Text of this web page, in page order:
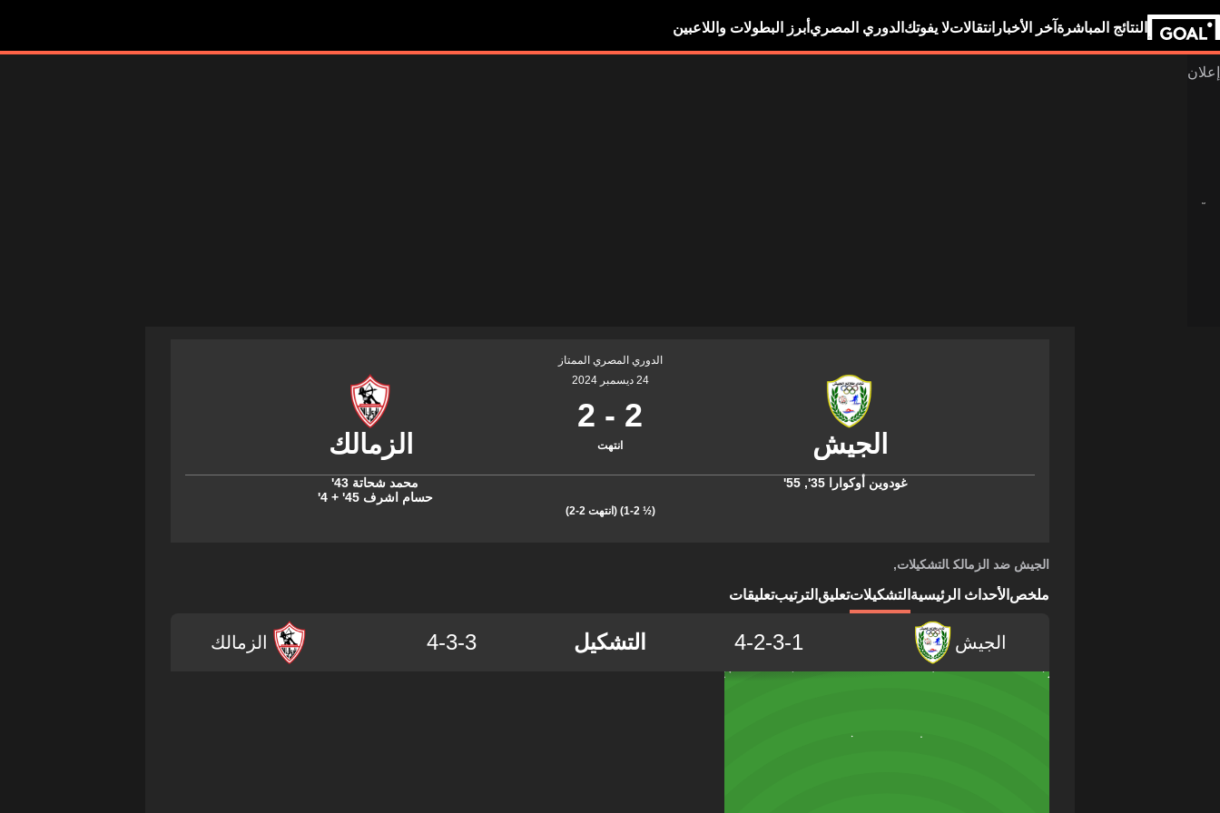
النتائج المباشرة آخر الأخبار انتقالاتلا يفوتك الدوري المصري أبرز البطولات واللاعبين
الدوري المصري الممتاز
24 ديسمبر 2024
2
-
2
انتهت
غودوين أوكوارا 35'
,
55' محمد شحاتة 43'
حسام اشرف 45' + 4'
(½ 1-2) (انتهت 2-2)
الجيش ضد الزمالك التشكيلات,
ملخص الأحداث الرئيسية التشكيلاتتعليق الترتيبتعليقات
الجيش 4-2-3-1 التشكيل 4-3-3 الزمالك